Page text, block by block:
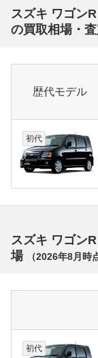
スズキ ワゴン
の買取相場・
歴代モデル
初代
スズキ ワゴン
場
（2026年8月 時
初代